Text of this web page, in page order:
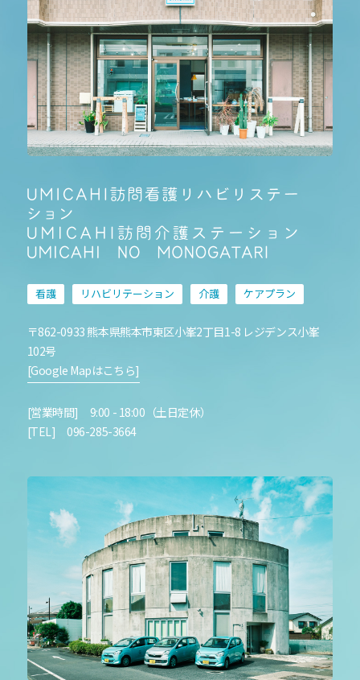
看護 リハビリテーション 介護 ケアプラン
〒862-0933 熊本県熊本市東区小峯2丁目1-8 レジデンス小峯
102号
[Google Mapはこちら]
[営業時間] 9:00 - 18:00（土日定休）
[TEL] 096-285-3664